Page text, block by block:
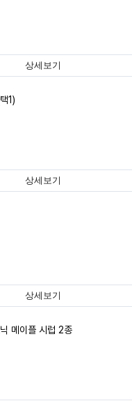
상세보기
1)
상세보기
상세보기
메이플 시럽 2종